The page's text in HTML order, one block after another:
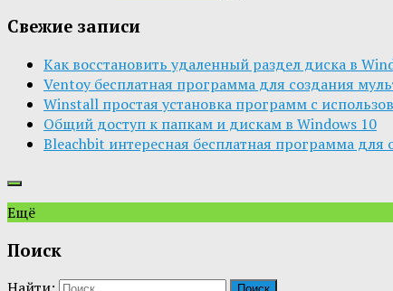
Свежие записи
Как восстановить удаленный раздел диска в
Ventoy бесплатная программа для создания
Winstall простая установка программ с
Общий доступ к папкам и дискам в Windows 10
Bleachbit интересная бесплатная программа
Ещё
Поиск